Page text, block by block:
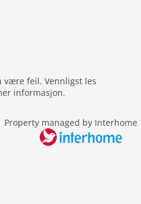
være feil. Vennligst les
informasjon.
Property managed by Interhome